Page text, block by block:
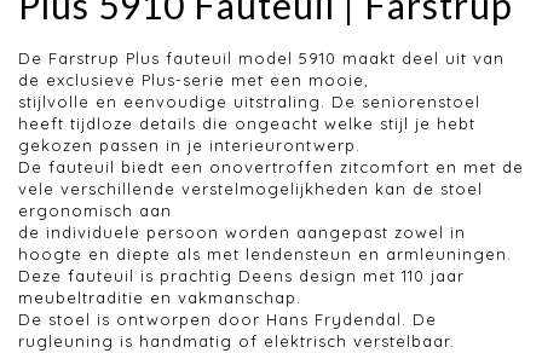
De Farstrup Plus fauteuil model 5910 maakt deel uit van
de exclusieve Plus-serie met een mooie,
stijlvolle en eenvoudige uitstraling. De seniorenstoel
heeft tijdloze details die ongeacht welke stijl je hebt
gekozen passen in je interieurontwerp.
De fauteuil biedt een onovertroffen zitcomfort en met de
vele verschillende verstelmogelijkheden kan de stoel
ergonomisch aan
de individuele persoon worden aangepast zowel in
hoogte en diepte als met lendensteun en armleuningen.
Deze fauteuil is prachtig Deens design met 110 jaar
meubeltraditie en vakmanschap.
De stoel is ontworpen door Hans Frydendal. De
rugleuning is handmatig of elektrisch verstelbaar.